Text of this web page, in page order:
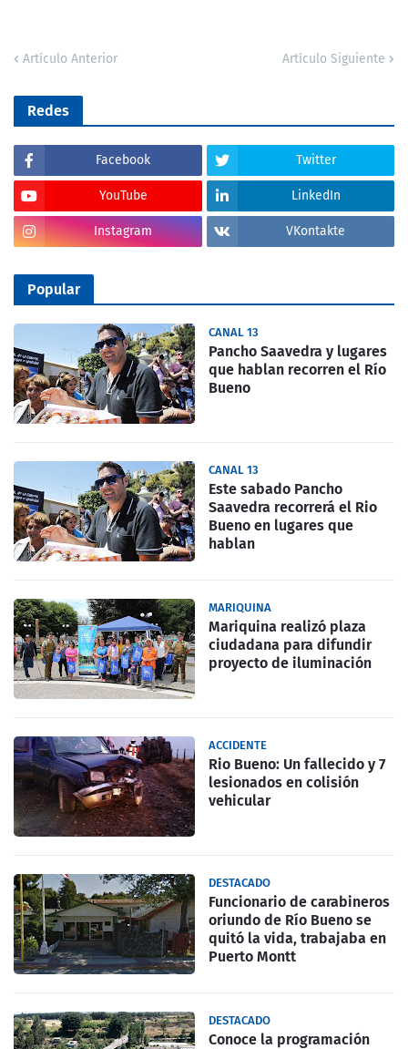
Artículo Anterior Artículo Siguiente
Redes
Facebook Twitter
YouTube LinkedIn
Instagram VKontakte
Popular
CANAL 13
Pancho Saavedra y lugares
que hablan recorren el Río
Bueno
CANAL 13
Este sabado Pancho
Saavedra recorrerá el Rio
Bueno en lugares que
hablan
MARIQUINA
Mariquina realizó plaza
ciudadana para difundir
proyecto de iluminación
ACCIDENTE
Rio Bueno: Un fallecido y 7
lesionados en colisión
vehicular
DESTACADO
Funcionario de carabineros
oriundo de Río Bueno se
quitó la vida, trabajaba en
Puerto Montt
DESTACADO
Conoce la programación